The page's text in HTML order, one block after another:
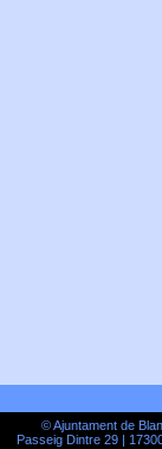
© Ajuntament de
Passeig Dintre 29 |